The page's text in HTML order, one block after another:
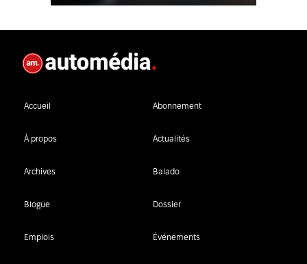
Accueil Abonnement
À propos Actualités
Archives Balado
Blogue Dossier
Emplois Événements